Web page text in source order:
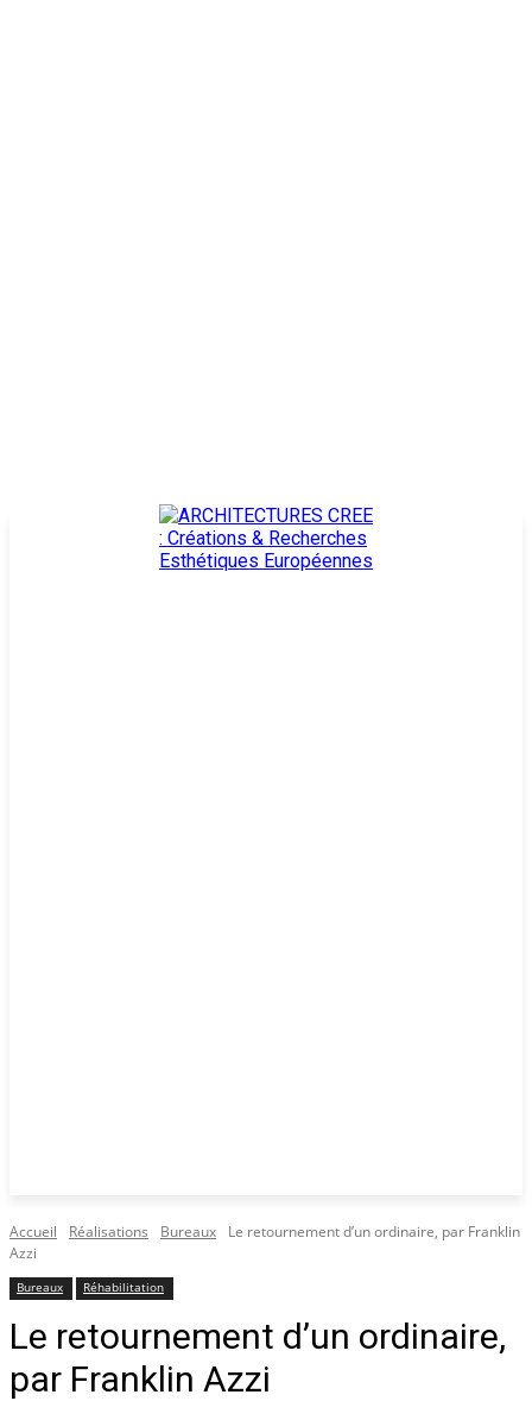
Accueil Réalisations Bureaux
Le retournement d’un ordinaire, par Franklin
Azzi
Bureaux Réhabilitation
Le retournement d’un ordinaire,
par Franklin Azzi